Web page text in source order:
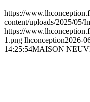
https://
content/uploads/2025/05/
https://
1.png lhconception2026-
14:25:54MAISON